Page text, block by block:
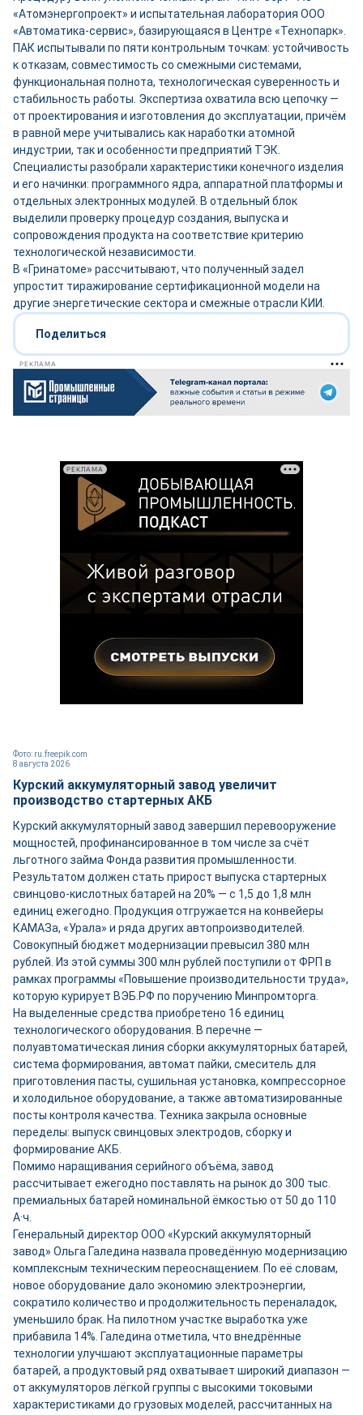
«Атомэнергопроект» и испытательная лаборатория ООО
«Автоматика-сервис», базирующаяся в Центре «Технопарк».
ПАК испытывали по пяти контрольным точкам: устойчивость
к отказам, совместимость со смежными системами,
функциональная полнота, технологическая суверенность и
стабильность работы. Экспертиза охватила всю цепочку —
от проектирования и изготовления до эксплуатации, причём
в равной мере учитывались как наработки атомной
индустрии, так и особенности предприятий ТЭК.
Специалисты разобрали характеристики конечного изделия
и его начинки: программного ядра, аппаратной платформы и
отдельных электронных модулей. В отдельный блок
выделили проверку процедур создания, выпуска и
сопровождения продукта на соответствие критерию
технологической независимости.
В «Гринатоме» рассчитывают, что полученный задел
упростит тиражирование сертификационной модели на
другие энергетические сектора и смежные отрасли КИИ.
Поделиться
РЕКЛАМА
8 августа 2026
Фото: ru.freepik.com
Курский аккумуляторный завод увеличит
производство стартерных АКБ
Курский аккумуляторный завод завершил перевооружение
мощностей, профинансированное в том числе за счёт
льготного займа Фонда развития промышленности.
Результатом должен стать прирост выпуска стартерных
свинцово-кислотных батарей на 20% — с 1,5 до 1,8 млн
единиц ежегодно. Продукция отгружается на конвейеры
КАМАЗа, «Урала» и ряда других автопроизводителей.
Совокупный бюджет модернизации превысил 380 млн
рублей. Из этой суммы 300 млн рублей поступили от ФРП в
рамках программы «Повышение производительности труда»,
которую курирует ВЭБ.РФ по поручению Минпромторга.
На выделенные средства приобретено 16 единиц
технологического оборудования. В перечне —
полуавтоматическая линия сборки аккумуляторных батарей,
система формирования, автомат пайки, смеситель для
приготовления пасты, сушильная установка, компрессорное
и холодильное оборудование, а также автоматизированные
посты контроля качества. Техника закрыла основные
переделы: выпуск свинцовых электродов, сборку и
формирование АКБ.
Помимо наращивания серийного объёма, завод
рассчитывает ежегодно поставлять на рынок до 300 тыс.
премиальных батарей номинальной ёмкостью от 50 до 110
А·ч.
Генеральный директор ООО «Курский аккумуляторный
завод» Ольга Галедина назвала проведённую модернизацию
комплексным техническим переоснащением. По её словам,
новое оборудование дало экономию электроэнергии,
сократило количество и продолжительность переналадок,
уменьшило брак. На пилотном участке выработка уже
прибавила 14%. Галедина отметила, что внедрённые
технологии улучшают эксплуатационные параметры
батарей, а продуктовый ряд охватывает широкий диапазон —
от аккумуляторов лёгкой группы с высокими токовыми
характеристиками до грузовых моделей, рассчитанных на
РЕКЛАМА